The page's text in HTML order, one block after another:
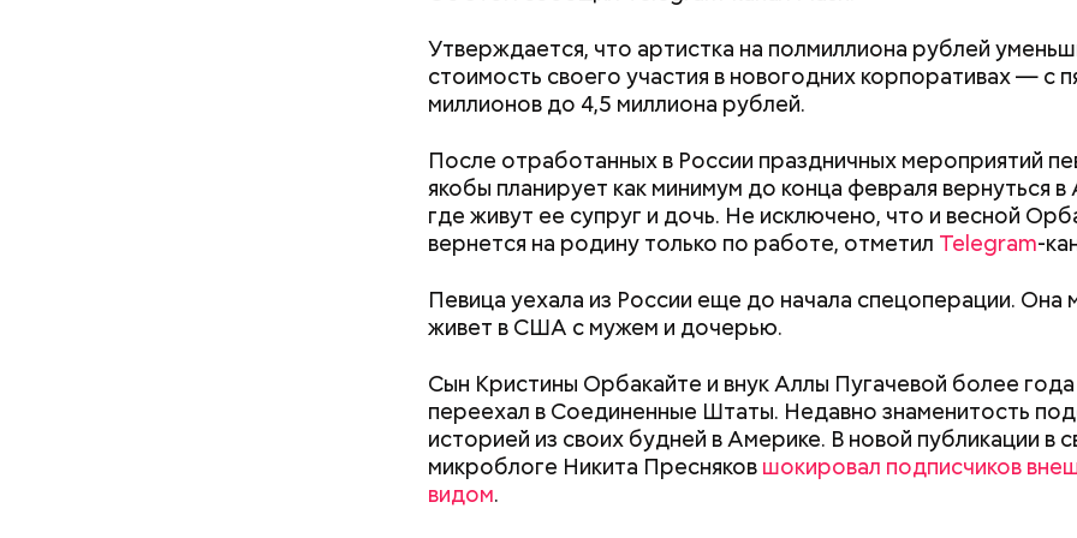
Утверждается, что артистка на полмиллиона рублей
стоимость своего участия в новогодних корпоративах — с
миллионов до 4,5 миллиона рублей.
После отработанных в России праздничных мероприятий
якобы планирует как минимум до конца февраля вернуться в
где живут ее супруг и дочь. Не исключено, что и весной
вернется на родину только по работе, отметил Telegram-
Певица уехала из России еще до начала спецоперации. Она
живет в США с мужем и дочерью.
Сын Кристины Орбакайте и внук Аллы Пугачевой более
переехал в Соединенные Штаты. Недавно знаменитость
историей из своих будней в Америке. В новой публикации в
микроблоге Никита Пресняков шокировал подписчиков
видом.
кремний — укрепляет кости, зубы, волосы и ногти и
омолаживающее действие;
витамин С — работает как антиоксидант,
помогает выработке соединительной ткани, улучшает
кожи;
клетчатка — достаточно нежная и забирает излишки
холестерина, сахара и соли тяжелых металлов;
— В момент стресса он держит сосуды под контролем и
положительно влияет на нервную систему, успокаивает,
предотвращает спазмы, — пояснила Соломатина.
Диетолог
рассказала, как
натуральную
антибиотиков
— В сыром виде не рекомендован, достаточно 50–100 грамм
некоторые его свойства, — напомнила Писарева.
Как поменять батареи дома и
Как получить до 100 тысяч
рублей от государства при
Как узнать,
реновации в